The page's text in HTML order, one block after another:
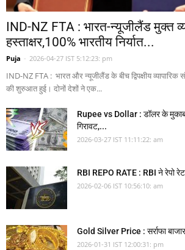
IND-NZ FTA : भारत-न्यूजीलैंड मुक्त
हस्ताक्षर,100% भारतीय निर्यात...
Puja - 2026-04-27 IST 5:12:23: pm
IND-NZ FTA : भारत और न्यूजीलैंड के बीच द्विपक्षीय
की शुरुआत हुई। दोनों देशों ने एक...
Rupee vs Dollar : डॉलर के
गिरावट,...
2026-03-27 IST 11:11:22: am
RBI REPO RATE : RBI ने रेपो
2026-02-06 IST 10:56:10: am
Gold Silver Price : सर्राफा बाजार
2026-01-31 IST 12:00:31: pm